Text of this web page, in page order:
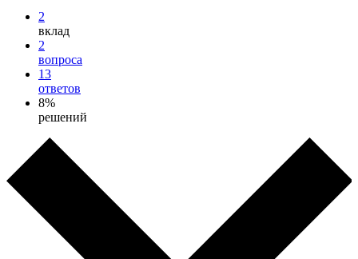
2
вклад
2
вопроса
13
ответов
8%
решений